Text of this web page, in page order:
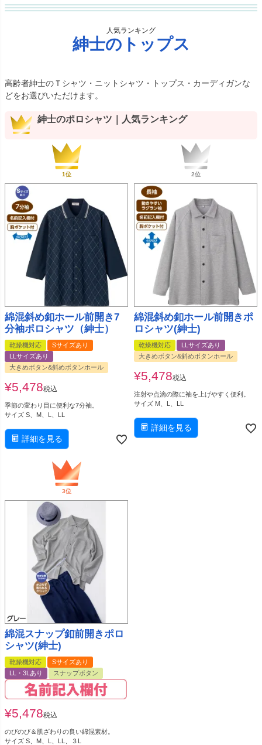
人気ランキング
紳士のトップス
高齢者紳士のＴシャツ・ニットシャツ・トップス・カーディガンな
どをお選びいただけます。
紳士のポロシャツ｜人気ランキング
綿混斜め釦ホール前開き7
分袖ポロシャツ（紳士）
乾燥機対応
Sサイズあり
LLサイズあり
大きめボタン&斜めボタンホール
¥5,478税込
季節の変わり目に便利な7分袖。
サイズ S、M、L、LL
詳細を見る
綿混斜め釦ホール前開きポ
ロシャツ(紳士)
乾燥機対応
LLサイズあり
大きめボタン&斜めボタンホール
¥5,478税込
注射や点滴の際に袖を上げやすく便利。
サイズ M、L、LL
詳細を見る
綿混スナップ釦前開きポロ
シャツ(紳士)
乾燥機対応
Sサイズあり
LL・3Lあり
スナップボタン
¥5,478税込
のびのび＆肌ざわりの良い綿混素材。
サイズ S、M、L、LL、３L